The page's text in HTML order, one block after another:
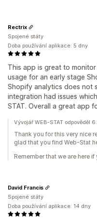
This app is great to
usage for an early stage
Shopify analytics does not
integration had issues
STAT. Overall a great app
Rectrix
Spojené státy
Doba používání aplikace: 5 dny
Vývojář WEB-STAT odpověděl
Thank you for this very nice
glad that you find Web-Stat
Remember that we are here
David Francis
Spojené státy
Doba používání aplikace: 14 dny